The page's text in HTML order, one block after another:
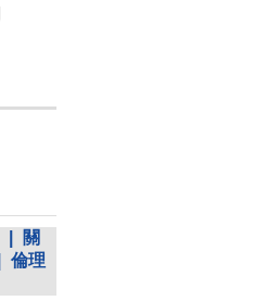
關
倫理